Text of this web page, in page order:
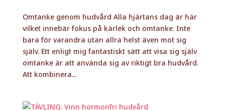
Omtanke genom hudvård Alla hjärtans dag är här
vilket innebär fokus på kärlek och omtanke. Inte
bara för varandra utan allra helst även mot sig
själv. Ett enligt mig fantastiskt sätt att visa sig själv
omtanke är att använda sig av riktigt bra hudvård.
Att kombinera...